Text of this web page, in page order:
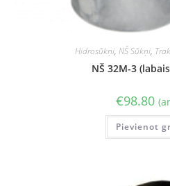
Hidrosūkņi, NŠ Sūkņi,
NŠ 32M-3
€98.80
Pievienot